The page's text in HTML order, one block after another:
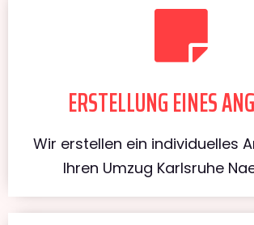
ERSTELLUNG EINES
Wir erstellen ein individuelles
Ihren Umzug Karlsruhe